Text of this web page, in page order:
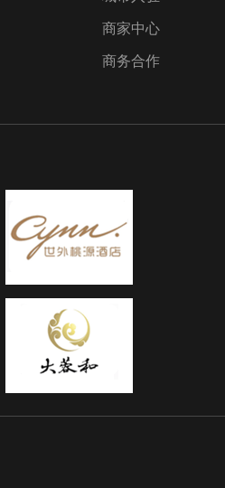
商家中心
商务合作